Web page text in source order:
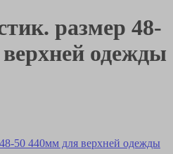
размер 48-
одежды